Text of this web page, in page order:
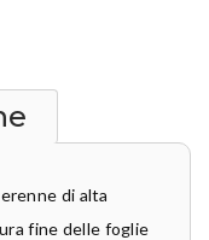
di alta
fine delle foglie